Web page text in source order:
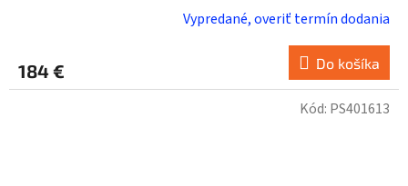
Vypredané, overiť termín dodania
184 € Do košíka
Kód: PS401613